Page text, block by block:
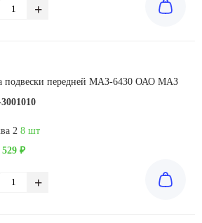
+
подвески передней МАЗ-6430 ОАО МАЗ
2 8 шт
529 ₽
+